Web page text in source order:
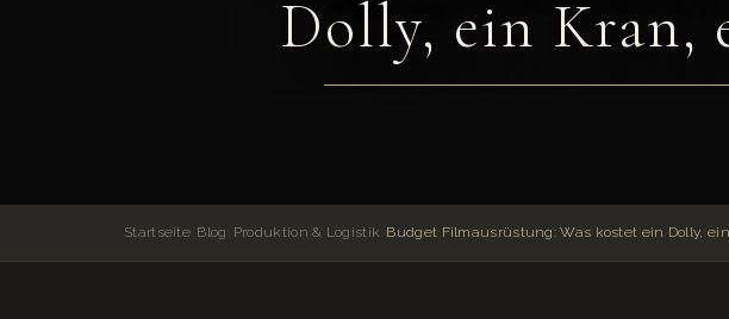
Dolly, ein Kran,
Startseite Blog Produktion & Logistik